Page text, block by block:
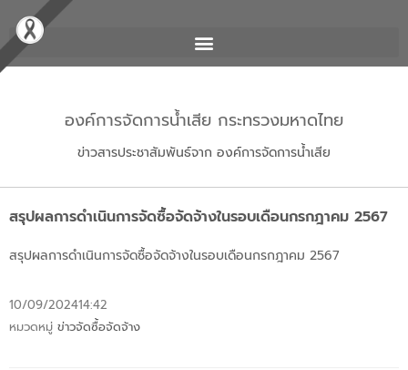
องค์การจัดการน้ำเสีย กระทรวงมหาดไทย
ข่าวสารประชาสัมพันธ์จาก องค์การจัดการน้ำเสีย
สรุปผลการดำเนินการจัดซื้อจัดจ้างในรอบเดือนกรกฎาคม 2567
สรุปผลการดำเนินการจัดซื้อจัดจ้างในรอบเดือนกรกฎาคม 2567
10/09/202414:42
หมวดหมู่ ข่าวจัดซื้อจัดจ้าง